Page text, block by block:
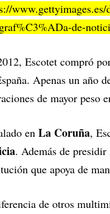
de-
Escotet compró
Apenas un año
de mayor peso
en La Coruña,
. Además de
que apoya de
de otros